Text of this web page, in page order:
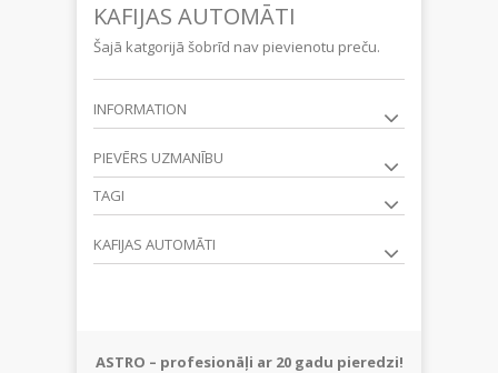
KAFIJAS AUTOMĀTI
Šajā katgorijā šobrīd nav pievienotu preču.
INFORMATION
PIEVĒRS UZMANĪBU
TAGI
KAFIJAS AUTOMĀTI
ASTRO – profesionāļi ar 20 gadu pieredzi!